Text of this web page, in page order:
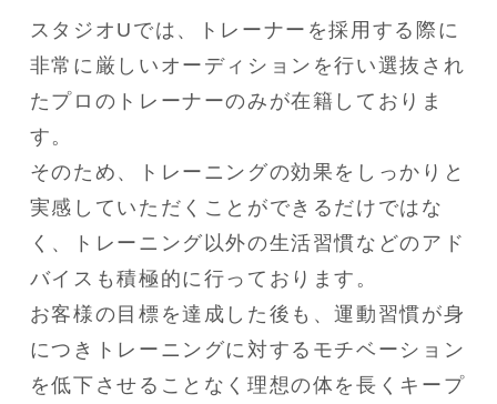
スタジオUでは、トレーナーを採用する際に
非常に厳しいオーディションを行い選抜され
たプロのトレーナーのみが在籍しておりま
す。
そのため、トレーニングの効果をしっかりと
実感していただくことができるだけではな
く、トレーニング以外の生活習慣などのアド
バイスも積極的に行っております。
お客様の目標を達成した後も、運動習慣が身
につきトレーニングに対するモチベーション
を低下させることなく理想の体を長くキープ